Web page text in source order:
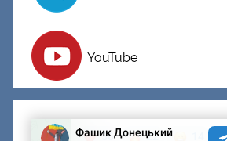
YouTube